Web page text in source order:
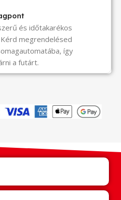
és időtakarékos
megrendelésed
így
a futárt.